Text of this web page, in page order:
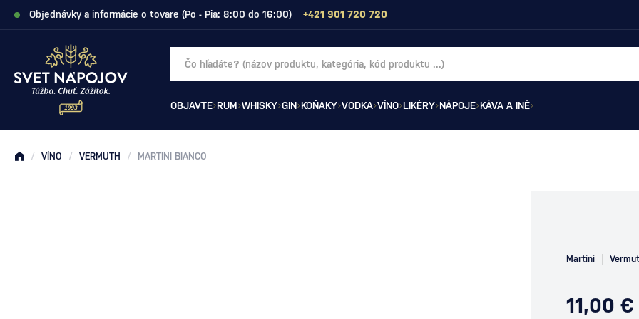
Objednávky a informácie o tovare (Po - Pia: 8:00 do 16:00) +421 901 720 720
OBJAVTE RUM WHISKY GIN KOŇAKY VODKA VÍNO LIKÉRY NÁPOJE KÁVA A INÉ
/ VÍNO / VERMUTH / MARTINI BIANCO
Martini
11,00 €